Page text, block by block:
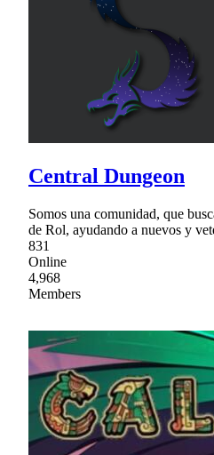
Central Dungeon
Somos una comunidad, que
de Rol, ayudando a nuevos y
831
Online
4,968
Members